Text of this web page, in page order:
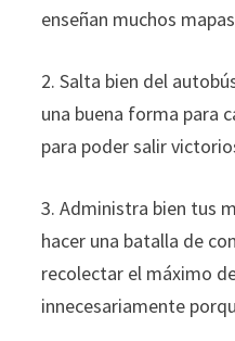
enseñan muchos
2. Salta bien del
una buena forma para
para poder salir
3. Administra bien tus
hacer una batalla de
recolectar el máximo
innecesariamente